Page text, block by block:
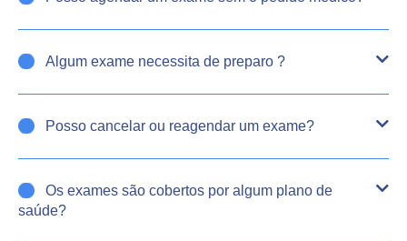
Algum exame necessita de preparo ?
Posso cancelar ou reagendar um exame?
Os exames são cobertos por algum plano de
saúde?